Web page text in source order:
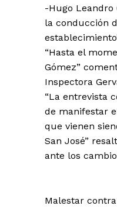
-Hugo
la conducción
“Hasta el
Gómez”
Inspectora
“La entrevista
de manifestar
que vienen
San José”
ante los
Malestar contra